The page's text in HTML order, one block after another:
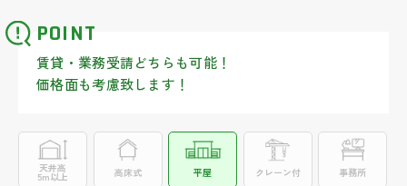
POINT
賃貸・業務受請どちらも可能！
価格面も考慮致します！
天井高
5m以上 高床式 平屋 クレーン付 事務所